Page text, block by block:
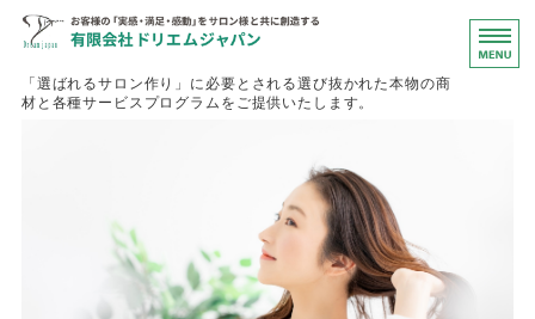
お客様の
「選ばれるサロン作り」に必要とされる選び抜かれた本物の商
材と各種サービスプログラムをご提供いたします。
ブログページ